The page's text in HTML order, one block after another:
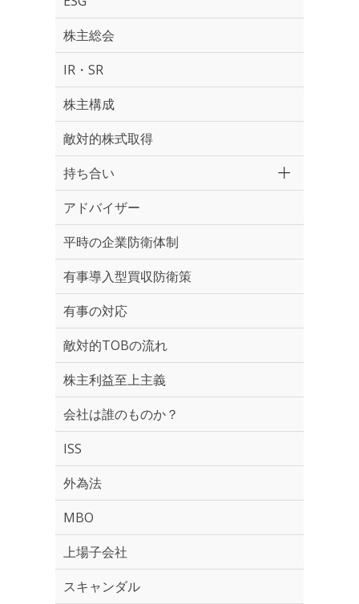
株主総会
IR・SR
株主構成
敵対的株式取得
持ち合い
アドバイザー
平時の企業防衛体制
有事導入型買収防衛策
有事の対応
敵対的TOBの流れ
株主利益至上主義
会社は誰のものか？
ISS
外為法
MBO
上場子会社
スキャンダル